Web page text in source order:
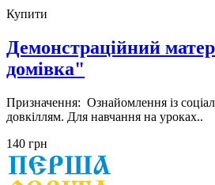
Купити
Демонстраційний
домівка"
Призначення: Ознайомлення із
довкіллям. Для навчання на уроках..
140 грн